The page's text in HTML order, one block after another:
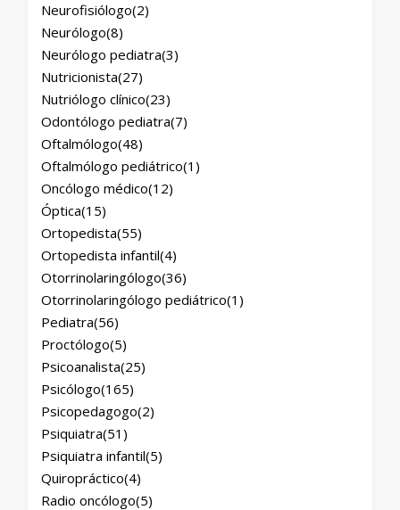
Neurofisiólogo(2)
Neurólogo(8)
Neurólogo pediatra(3)
Nutricionista(27)
Nutriólogo clínico(23)
Odontólogo pediatra(7)
Oftalmólogo(48)
Oftalmólogo pediátrico(1)
Oncólogo médico(12)
Óptica(15)
Ortopedista(55)
Ortopedista infantil(4)
Otorrinolaringólogo(36)
Otorrinolaringólogo pediátrico(1)
Pediatra(56)
Proctólogo(5)
Psicoanalista(25)
Psicólogo(165)
Psicopedagogo(2)
Psiquiatra(51)
Psiquiatra infantil(5)
Quiropráctico(4)
Radio oncólogo(5)